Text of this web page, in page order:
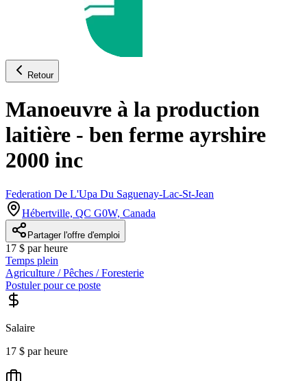
Retour
Manoeuvre à la production
laitière - ben ferme ayrshire
2000 inc
Federation De L'Upa Du Saguenay-Lac-St-Jean
Hébertville, QC G0W, Canada
Partager l'offre d'emploi
17 $ par heure
Temps plein
Agriculture / Pêches / Foresterie
Postuler pour ce poste
Salaire
17 $ par heure